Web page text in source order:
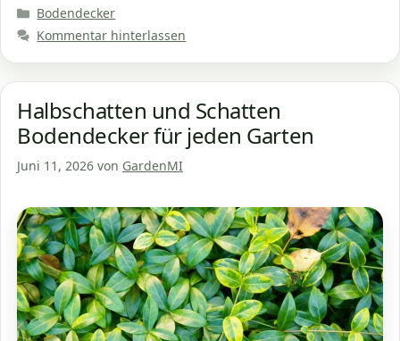
Kategorien
Bodendecker
Kommentar hinterlassen
Halbschatten und Schatten
Bodendecker für jeden Garten
Juni 11, 2026 von GardenMI